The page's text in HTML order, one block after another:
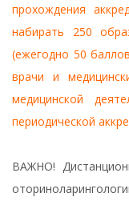
прохождения
набирать 250
(ежегодно 50
врачи и
медицинской
периодической
ВАЖНО!